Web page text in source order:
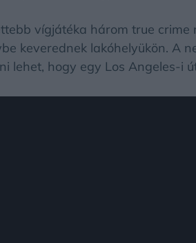
vígjátéka három true
keverednek lakóhelyükön. A
lehet, hogy egy Los Angeles-i